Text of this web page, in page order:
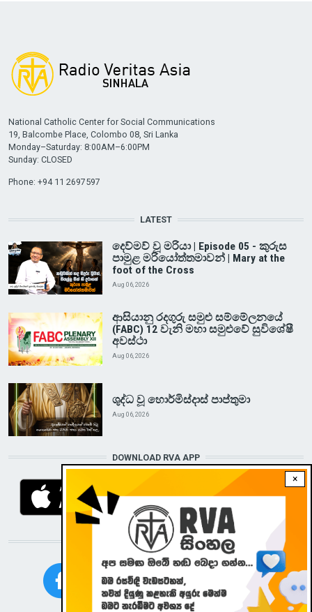
×
National Catholic Center for Social Communications
19, Balcombe Place, Colombo 08, Sri Lanka
Monday–Saturday: 8:00AM–6:00PM
Sunday: CLOSED
Phone: +94 11 2697597
LATEST
දෙව්මව් වූ මරියා | Episode 05 - කුරුස
පාමුළ මරියෝත්තමාවන් | Mary at the
foot of the Cross
Aug 06, 2026
ආසියානු රදගුරු සමුළු සම්මේලනයේ
(FABC) 12 වැනි මහා සමුළුවේ සුවිශේෂී
අවස්ථා
Aug 06, 2026
ශුද්ධ වූ හොර්මිස්දාස් පාප්තුමා
Aug 06, 2026
DOWNLOAD RVA APP
STAY CONNECTED WITH US!